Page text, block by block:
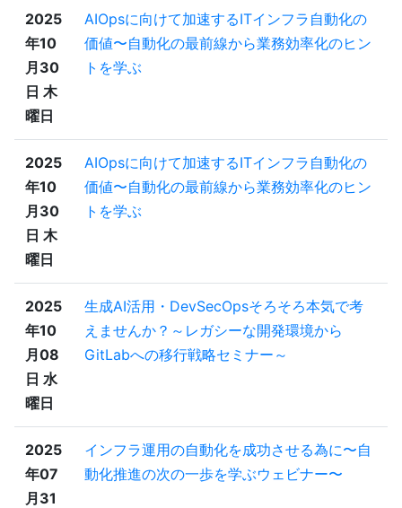
2025
年10
月30
日 木
曜日
AIOpsに向けて加速するITインフラ自動化の
価値〜自動化の最前線から業務効率化のヒン
トを学ぶ
2025
年10
月30
日 木
曜日
AIOpsに向けて加速するITインフラ自動化の
価値〜自動化の最前線から業務効率化のヒン
トを学ぶ
2025
年10
月08
日 水
曜日
生成AI活用・DevSecOpsそろそろ本気で考
えませんか？～レガシーな開発環境から
GitLabへの移行戦略セミナー～
2025
年07
月31
インフラ運用の自動化を成功させる為に〜自
動化推進の次の一歩を学ぶウェビナー〜